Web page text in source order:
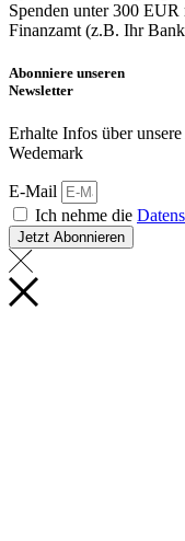
Spenden unter 300
Finanzamt (z.B. Ihr
Abonniere unseren
Newsletter
Erhalte Infos über
Wedemark
E-Mail
Ich nehme die
Jetzt Abonnieren